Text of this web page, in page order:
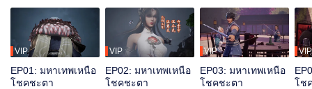
VIP
EP01: มหาเทพเหนือ
โชคชะตา
VIP
EP02: มหาเทพเหนือ
โชคชะตา
VIP
EP03: มหาเทพเหนือ
โชคชะตา
VIP
โช